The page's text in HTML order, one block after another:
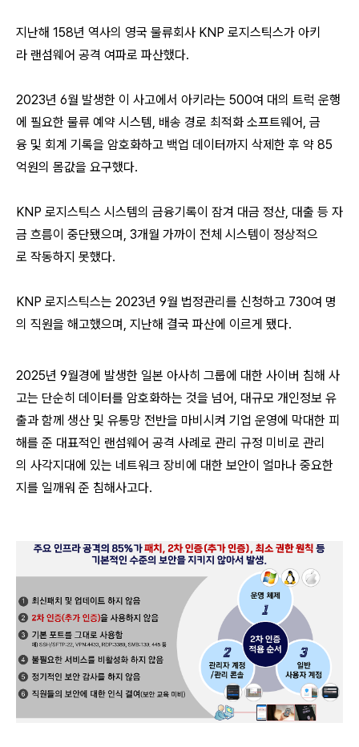
지난해 158년 역사의 영국 물류회사 KNP 로지스틱스가 아키
라 랜섬웨어 공격 여파로 파산했다.
2023년 6월 발생한 이 사고에서 아키라는 500여 대의 트럭 운행
에 필요한 물류 예약 시스템, 배송 경로 최적화 소프트웨어, 금
융 및 회계 기록을 암호화하고 백업 데이터까지 삭제한 후 약 85
억원의 몸값을 요구했다.
KNP 로지스틱스 시스템의 금융기록이 잠겨 대금 정산, 대출 등 자
금 흐름이 중단됐으며, 3개월 가까이 전체 시스템이 정상적으
로 작동하지 못했다.
KNP 로지스틱스는 2023년 9월 법정관리를 신청하고 730여 명
의 직원을 해고했으며, 지난해 결국 파산에 이르게 됐다.
2025년 9월경에 발생한 일본 아사히 그룹에 대한 사이버 침해 사
고는 단순히 데이터를 암호화하는 것을 넘어, 대규모 개인정보 유
출과 함께 생산 및 유통망 전반을 마비시켜 기업 운영에 막대한 피
해를 준 대표적인 랜섬웨어 공격 사례로 관리 규정 미비로 관리
의 사각지대에 있는 네트워크 장비에 대한 보안이 얼마나 중요한
지를 일깨워 준 침해사고다.